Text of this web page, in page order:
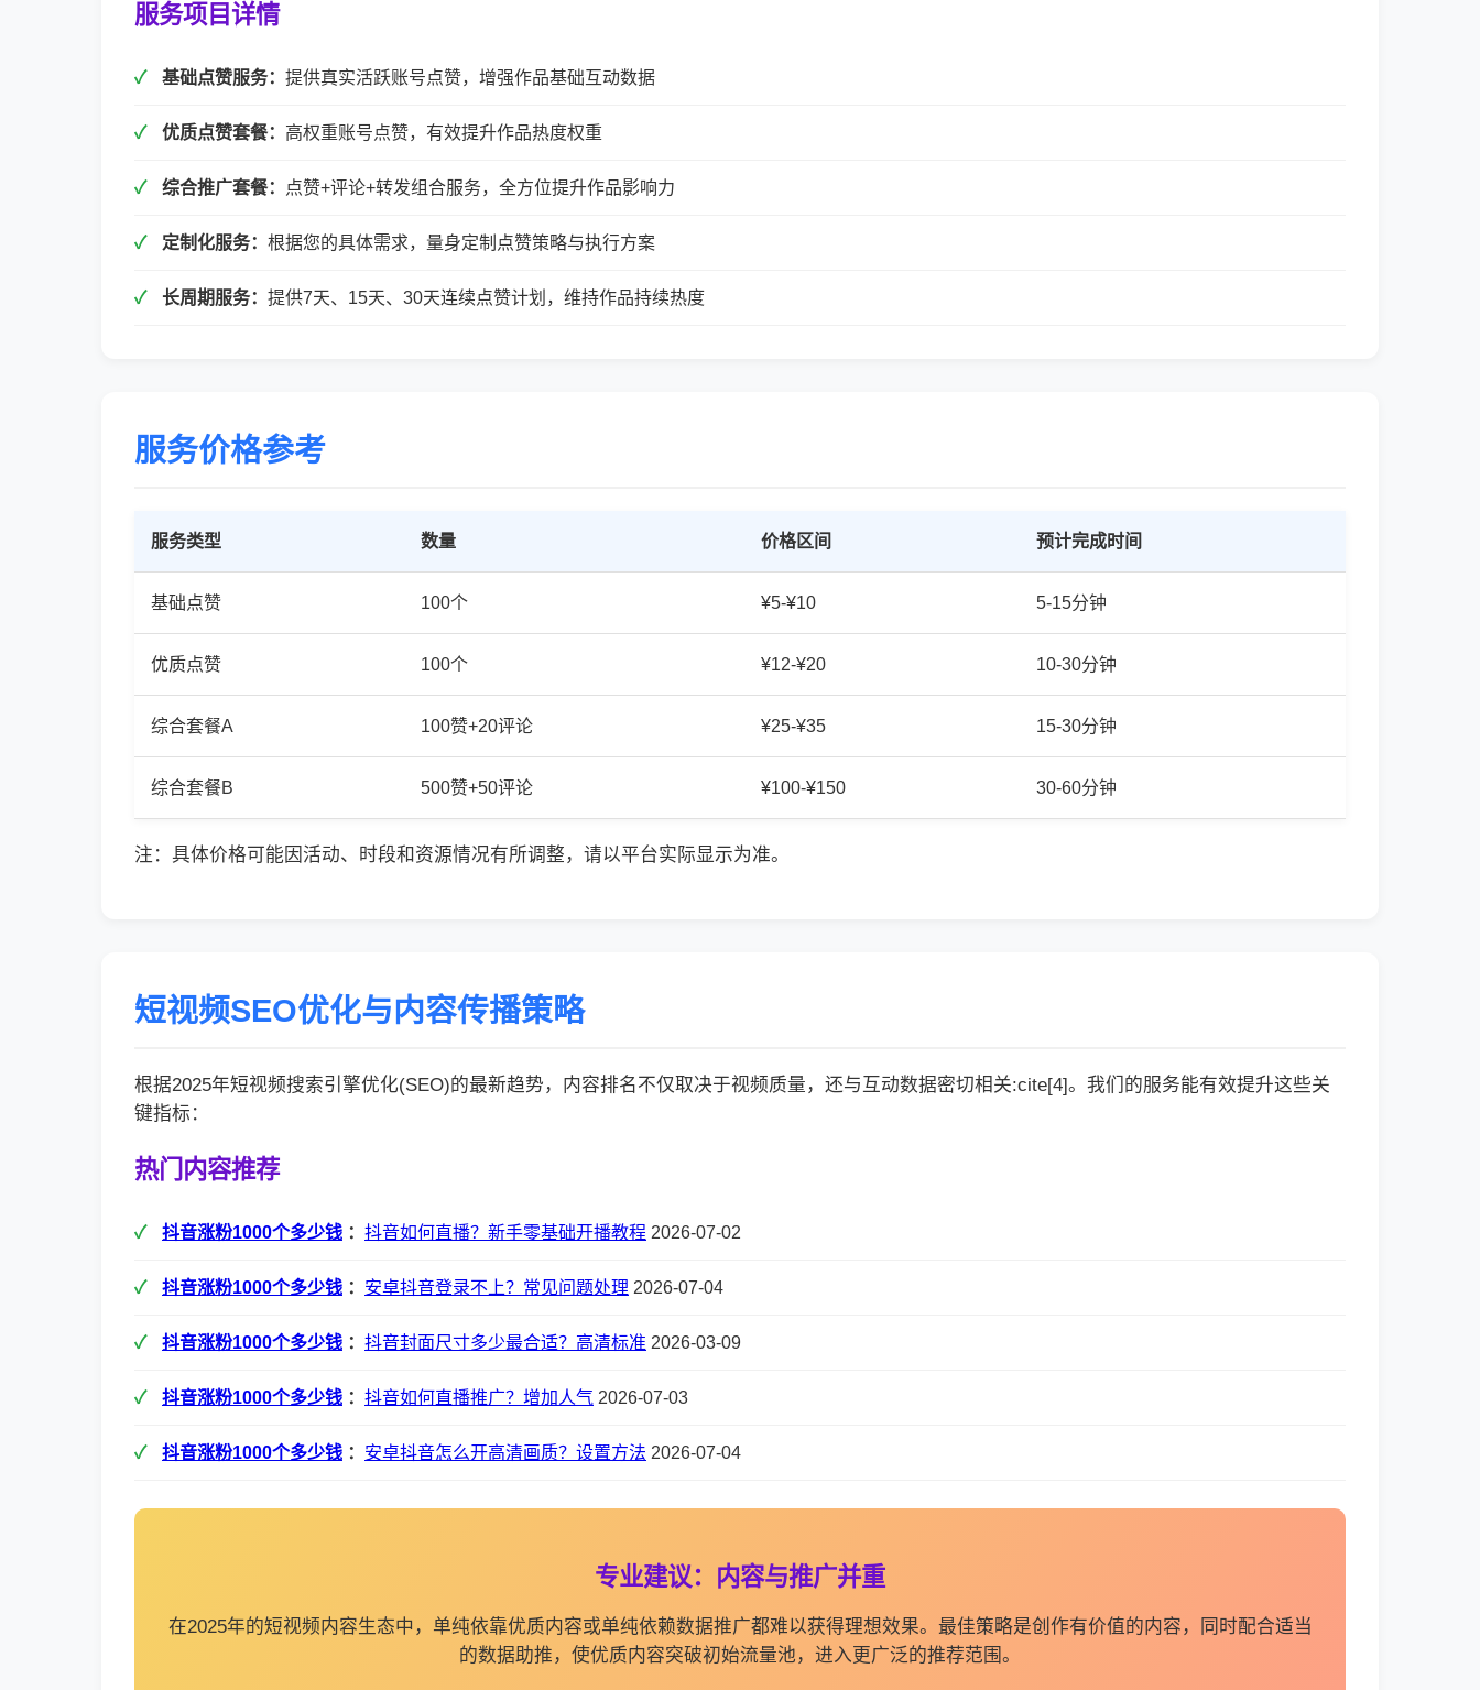
服务项目详情
基础点赞服务： 提供真实活跃账号点赞，增强作品基础互动数据
优质点赞套餐： 高权重账号点赞，有效提升作品热度权重
综合推广套餐： 点赞+评论+转发组合服务，全方位提升作品影响力
定制化服务： 根据您的具体需求，量身定制点赞策略与执行方案
长周期服务： 提供7天、15天、30天连续点赞计划，维持作品持续热度
服务价格参考
服务类型 数量 价格区间 预计完成时间
基础点赞 100个 ¥5-¥10 5-15分钟
优质点赞 100个 ¥12-¥20 10-30分钟
综合套餐A 100赞+20评论 ¥25-¥35 15-30分钟
综合套餐B 500赞+50评论 ¥100-¥150 30-60分钟
注：具体价格可能因活动、时段和资源情况有所调整，请以平台实际显示为准。
短视频SEO优化与内容传播策略
根据2025年短视频搜索引擎优化(SEO)的最新趋势，内容排名不仅取决于视频质量，还与互动数据密切相关:cite[4]。我们的服务能有效提升这些关
键指标：
热门内容推荐
抖音涨粉1000个多少钱 ： 抖音如何直播？新手零基础开播教程 2026-07-02
抖音涨粉1000个多少钱 ： 安卓抖音登录不上？常见问题处理 2026-07-04
抖音涨粉1000个多少钱 ： 抖音封面尺寸多少最合适？高清标准 2026-03-09
抖音涨粉1000个多少钱 ： 抖音如何直播推广？增加人气 2026-07-03
抖音涨粉1000个多少钱 ： 安卓抖音怎么开高清画质？设置方法 2026-07-04
专业建议：内容与推广并重
在2025年的短视频内容生态中，单纯依靠优质内容或单纯依赖数据推广都难以获得理想效果。最佳策略是创作有价值的内容，同时配合适当
的数据助推，使优质内容突破初始流量池，进入更广泛的推荐范围。